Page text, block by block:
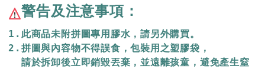
警告及注意事項：
1.此商品未附拼圖專用膠水，請另外購買。
2.拼圖與內容物不得誤食，包裝用之塑膠袋，
  請於拆卸後立即銷毀丟棄，
並遠離孩童，避免產生窒